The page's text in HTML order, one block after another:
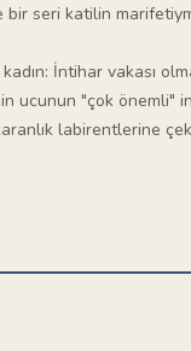
seri katilin
İntihar vakası
ucunun "çok önemli"
labirentlerine